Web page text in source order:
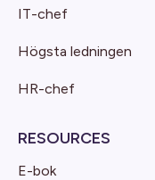
IT-chef
Högsta ledningen
HR-chef
RESOURCES
E-bok